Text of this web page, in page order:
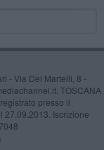
- Via Dei Martelli, 8 -
TOSCANA
presso il
27.09.2013. Iscrizione